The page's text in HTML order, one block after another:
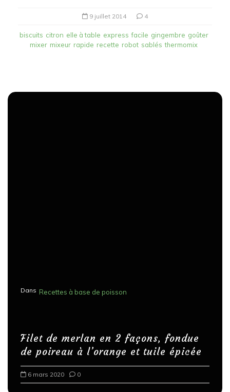
9 juillet 2014 4
biscuits citron elle à table express facile gingembre goûter
mixer mixeur rapide recette robot sablés thermomix
Dans Recettes à base de poisson
Filet de merlan en 2 façons, fondue
de poireau à l’orange et tuile épicée
6 mars 2020 0